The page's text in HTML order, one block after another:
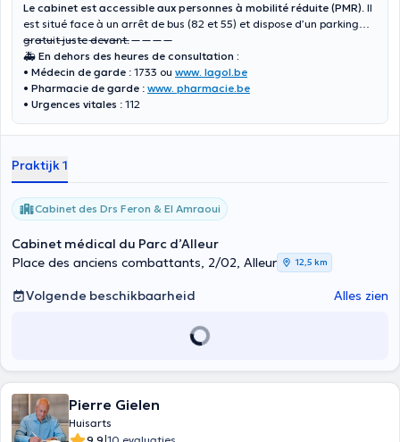
Le cabinet est accessible aux personnes à mobilité réduite (PMR). Il
est situé face à un arrêt de bus (82 et 55) et dispose d’un parking
gratuit juste devant.
——————————————
🚑 En dehors des heures de consultation :
• Médecin de garde : 1733 ou www. lagol.be
• Pharmacie de garde : www. pharmacie.be
• Urgences vitales : 112
Praktijk 1
Cabinet des Drs Feron & El Amraoui
Cabinet médical du Parc d’Alleur
Place des anciens combattants, 2/02, Alleur
12,5 km
Volgende beschikbaarheid Alles zien
Pierre Gielen
Huisarts